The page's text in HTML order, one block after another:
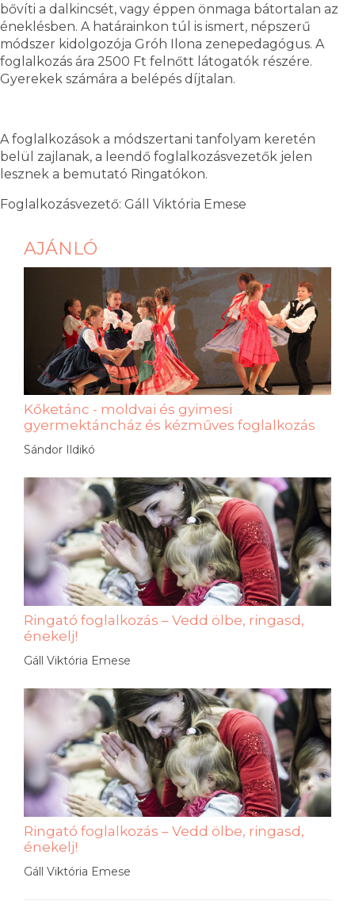
bővíti a dalkincsét, vagy éppen önmaga bátortalan az
éneklésben. A határainkon túl is ismert, népszerű
módszer kidolgozója Gróh Ilona zenepedagógus. A
foglalkozás ára 2500 Ft felnőtt látogatók részére.
Gyerekek számára a belépés díjtalan.
A foglalkozások a módszertani tanfolyam keretén
belül zajlanak, a leendő foglalkozásvezetők jelen
lesznek a bemutató Ringatókon.
Foglalkozásvezető: Gáll Viktória Emese
AJÁNLÓ
Kőketánc - moldvai és gyimesi
gyermektáncház és kézműves foglalkozás
Sándor Ildikó
Ringató foglalkozás – Vedd ölbe, ringasd,
énekelj!
Gáll Viktória Emese
Ringató foglalkozás – Vedd ölbe, ringasd,
énekelj!
Gáll Viktória Emese